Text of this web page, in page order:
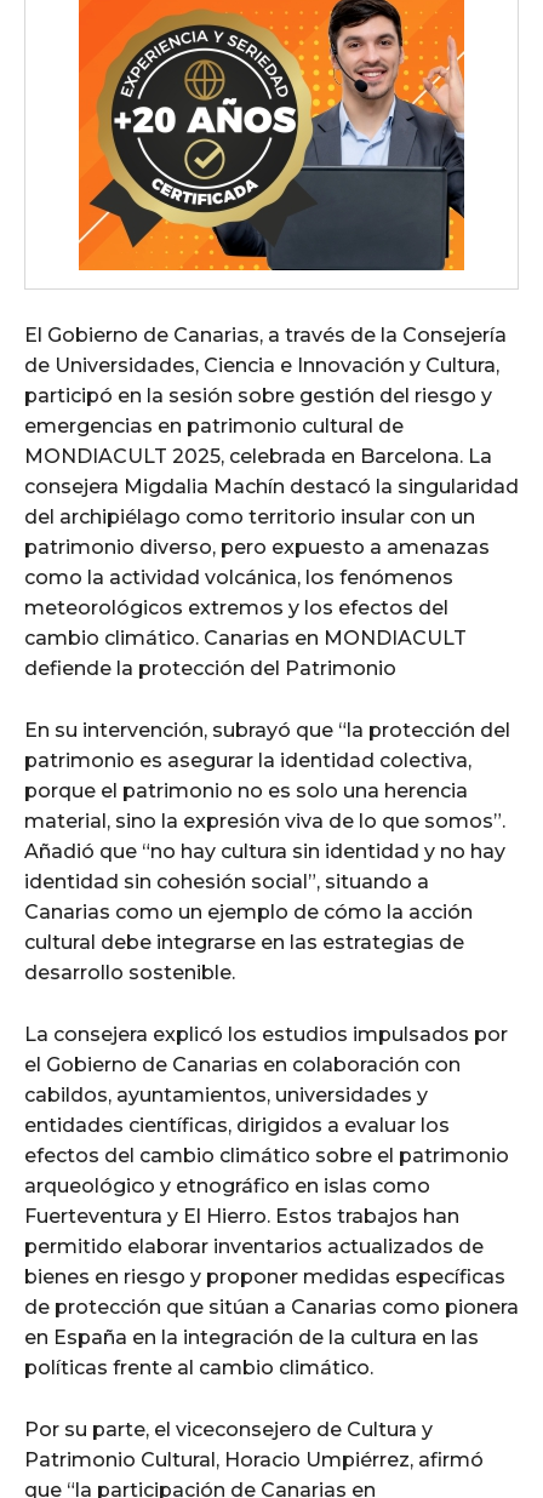
El Gobierno de Canarias, a través de la Consejería
de Universidades, Ciencia e Innovación y Cultura,
participó en la sesión sobre gestión del riesgo y
emergencias en patrimonio cultural de
MONDIACULT 2025, celebrada en Barcelona. La
consejera Migdalia Machín destacó la singularidad
del archipiélago como territorio insular con un
patrimonio diverso, pero expuesto a amenazas
como la actividad volcánica, los fenómenos
meteorológicos extremos y los efectos del
cambio climático. Canarias en MONDIACULT
defiende la protección del Patrimonio
En su intervención, subrayó que “la protección del
patrimonio es asegurar la identidad colectiva,
porque el patrimonio no es solo una herencia
material, sino la expresión viva de lo que somos”.
Añadió que “no hay cultura sin identidad y no hay
identidad sin cohesión social”, situando a
Canarias como un ejemplo de cómo la acción
cultural debe integrarse en las estrategias de
desarrollo sostenible.
La consejera explicó los estudios impulsados por
el Gobierno de Canarias en colaboración con
cabildos, ayuntamientos, universidades y
entidades científicas, dirigidos a evaluar los
efectos del cambio climático sobre el patrimonio
arqueológico y etnográfico en islas como
Fuerteventura y El Hierro. Estos trabajos han
permitido elaborar inventarios actualizados de
bienes en riesgo y proponer medidas específicas
de protección que sitúan a Canarias como pionera
en España en la integración de la cultura en las
políticas frente al cambio climático.
Por su parte, el viceconsejero de Cultura y
Patrimonio Cultural, Horacio Umpiérrez, afirmó
que “la participación de Canarias en